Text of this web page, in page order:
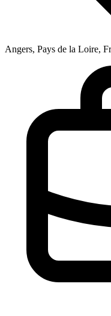
Angers, Pays de la Loire,